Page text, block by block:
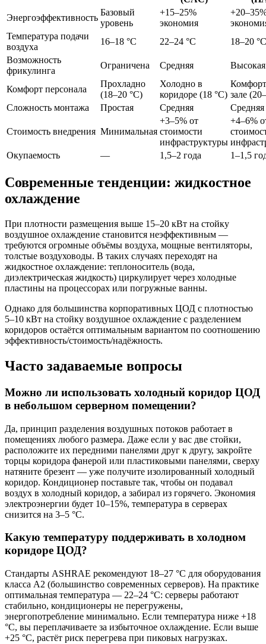
Энергоэффективность
Базовый
уровень
+15–25%
экономия
Температура подачи
воздуха
16–18 °C 22–24 °C
18–20 °C
Возможность
фрикулинга
Ограничена Средняя Высокая
Комфорт персонала
Прохладно
(18–20 °C)
Холодно в
коридоре (18 °C) зале
Сложность монтажа
Простая Средняя Средняя
Стоимость внедрения Минимальная
+3–5% от
стоимости
инфраструктуры
+4–6%
Окупаемость
— 1,5–2 года 1–1,5
Современные тенденции: жидкостное
охлаждение
При плотности размещения выше 15–20 кВт на стойку
воздушное охлаждение становится неэффективным —
требуются огромные объёмы воздуха, мощные вентиляторы,
толстые воздуховоды. В таких случаях переходят на
жидкостное охлаждение: теплоноситель (вода,
диэлектрическая жидкость) циркулирует через холодные
пластины на процессорах или погружные ванны.
Однако для большинства корпоративных ЦОД с плотностью
5–10 кВт на стойку воздушное охлаждение с разделением
коридоров остаётся оптимальным вариантом по соотношению
эффективность/стоимость/надёжность.
Часто задаваемые вопросы
Можно ли использовать холодный коридор ЦОД
в небольшом серверном помещении?
Да, принцип разделения воздушных потоков работает в
помещениях любого размера. Даже если у вас две стойки,
расположите их передними панелями друг к другу, закройте
торцы коридора фанерой или пластиковыми панелями, сверху
натяните брезент — уже получите изолированный холодный
коридор. Кондиционер поставьте так, чтобы он подавал
воздух в холодный коридор, а забирал из горячего. Экономия
электроэнергии будет 10–15%, температура в серверах
снизится на 3–5 °C.
Какую температуру поддерживать в холодном
коридоре ЦОД?
Стандарты ASHRAE рекомендуют 18–27 °C для оборудования
класса A2 (большинство современных серверов). На практике
оптимальная температура — 22–24 °C: серверы работают
стабильно, кондиционеры не перегружены,
энергопотребление минимально. Если температура ниже +18
°C, вы переплачиваете за избыточное охлаждение. Если выше
+25 °C, растёт риск перегрева при пиковых нагрузках.